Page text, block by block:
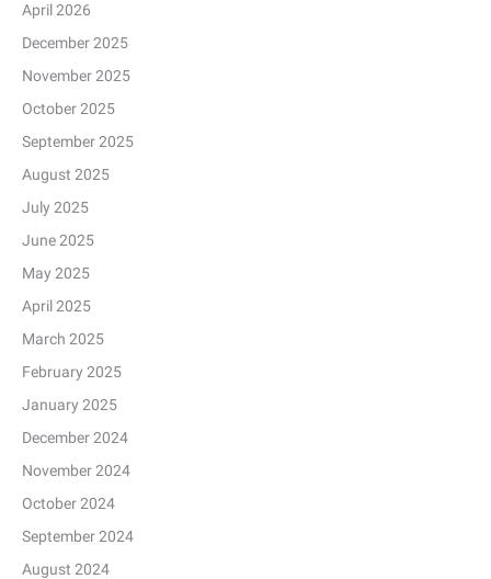
April 2026
December 2025
November 2025
October 2025
September 2025
August 2025
July 2025
June 2025
May 2025
April 2025
March 2025
February 2025
January 2025
December 2024
November 2024
October 2024
September 2024
August 2024